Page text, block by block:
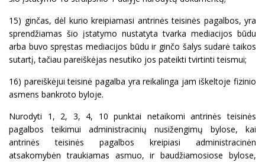
15) ginčas, dėl kurio kreipiamasi antrinės teisinės pagalbos, yra
sprendžiamas šio įstatymo nustatyta tvarka mediacijos būdu
arba buvo spręstas mediacijos būdu ir ginčo šalys sudarė taikos
sutartį, tačiau pareiškėjas nesutiko jos pateikti tvirtinti teismui;
16) pareiškėjui teisinė pagalba yra reikalinga jam iškeltoje fizinio
asmens bankroto byloje.
Nurodyti 1, 2, 3, 4, 10 punktai netaikomi antrinės teisinės
pagalbos teikimui administracinių nusižengimų bylose, kai
antrinės teisinės pagalbos kreipiasi administracinėn
atsakomybėn traukiamas asmuo, ir baudžiamosiose bylose,